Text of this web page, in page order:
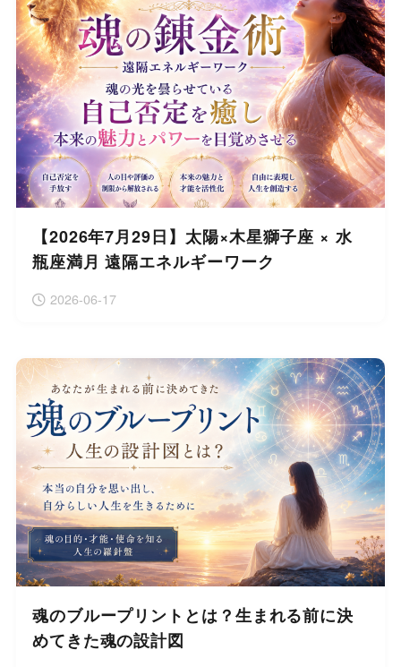
【2026年7月29日】太陽×木星獅子座 × 水
瓶座満月 遠隔エネルギーワーク
2026-06-17
魂のブループリントとは？生まれる前に決
めてきた魂の設計図